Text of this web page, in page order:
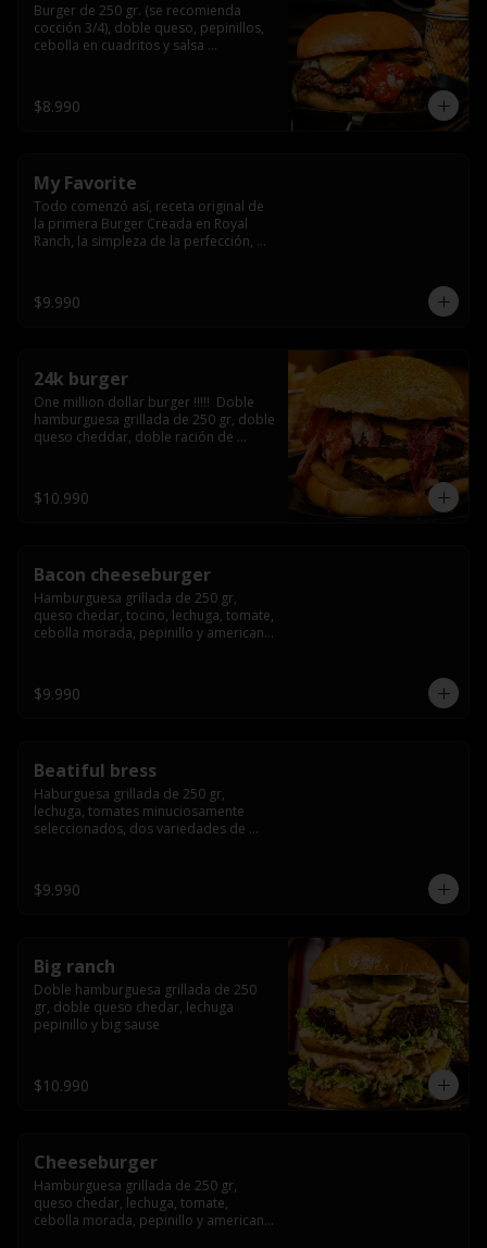
Burger de 250 gr. (se recomienda
cocción 3/4), doble queso, pepinillos,
cebolla en cuadritos y salsa
$8.990
My Favorite
Todo comenzó así, receta original de
la primera Burger Creada en Royal
Ranch, la simpleza de la perfección,
queso cheddar
$9.990
24k burger
One million dollar burger !!!!!  Doble
hamburguesa grillada de 250 gr, doble
queso cheddar, doble ración de
gold glitter
$10.990
Bacon cheeseburger
Hamburguesa grillada de 250 gr,
queso chedar, tocino, lechuga, tomate,
cebolla morada, pepinillo y american
$9.990
Beatiful bress
Haburguesa grillada de 250 gr,
lechuga, tomates minuciosamente
seleccionados, dos variedades de
lentamente en el grill, para finalizar
todo con una envolvente salsa cristal
$9.990
Big ranch
Doble hamburguesa grillada de 250
gr, doble queso chedar, lechuga
pepinillo y big sause
$10.990
Cheeseburger
Hamburguesa grillada de 250 gr,
queso chedar, lechuga, tomate,
cebolla morada, pepinillo y american